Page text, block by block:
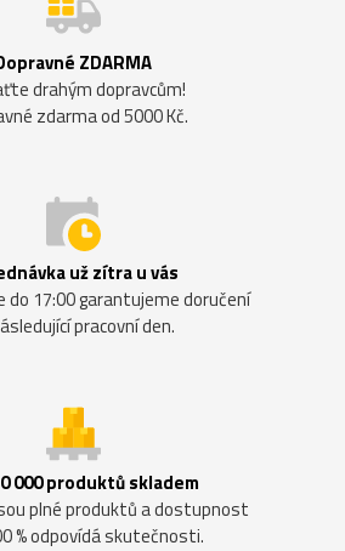
ZDARMA
drahým dopravcům!
zdarma od 5000 Kč.
už zítra u vás
do 17:00 garantujeme doručení
pracovní den.
000 produktů skladem
plné produktů a dostupnost
% odpovídá skutečnosti.